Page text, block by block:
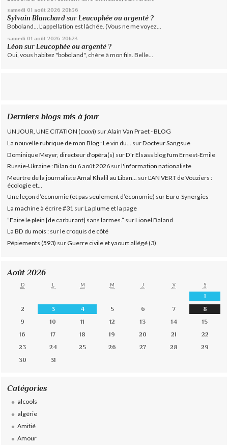
samedi 01 août 2026 20h36
Sylvain Blanchard surLeucophée ou argenté ?
Boboland... L’appellation est lâchée. (Vous ne me voyez...
samedi 01 août 2026 20h23
Léon sur Leucophée ou argenté ?
Oui, vous habitez "boboland", chère à mon fils. Belle...
Derniers blogs mis à jour
UN JOUR, UNE CITATION (cxxvi) surAlain Van Praet - BLOG
La nouvelle rubrique de mon Blog : Le vin du...
surDocteur Sangsue
Dominique Meyer, directeur d'opéra(s) surD'r Elsass blog fum Ernest-Emile
Russie-Ukraine : Bilan du 6 août 2026 surl'information nationaliste
Meurtre de la journaliste Amal Khalil au Liban...
surL'AN VERT de Vouziers :
écologie et...
Une leçon d’économie (et pas seulement d’économie) surEuro-Synergies
La machine à écrire #31 surLa plume et la page
”Faire le plein [de carburant] sans larmes.” surLionel Baland
La BD du mois : surle croquis de côté
Pépiements (593) surGuerre civile et yaourt allégé (3)
Août 2026
D L M M J V S
1
2
3 4 5 6 7
8
9
10 11 12 13 14
15
16
17 18 19 20 21
22
23
24 25 26 27 28
29
30
31
Catégories
alcools
algérie
Amitié
Amour